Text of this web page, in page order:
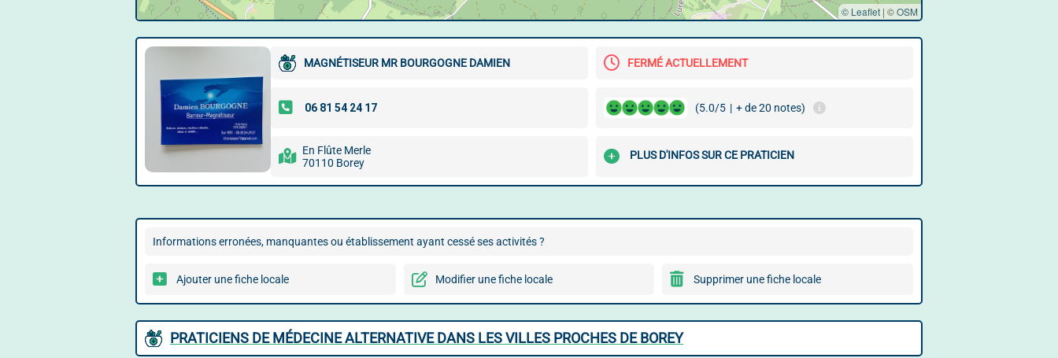
© Leaflet | ©OSM
MAGNÉTISEUR MR BOURGOGNE DAMIEN FERMÉ ACTUELLEMENT
(5.0/5 | + de 20 notes)
En Flûte Merle
70110 Borey
PLUS D'INFOS SUR CE PRATICIEN
Informations erronées, manquantes ou établissement ayant cessé ses activités ?
Ajouter une fiche locale Modifier une fiche locale Supprimer une fiche locale
PRATICIENS DE MÉDECINE ALTERNATIVE DANS LES VILLES PROCHES DE BOREY